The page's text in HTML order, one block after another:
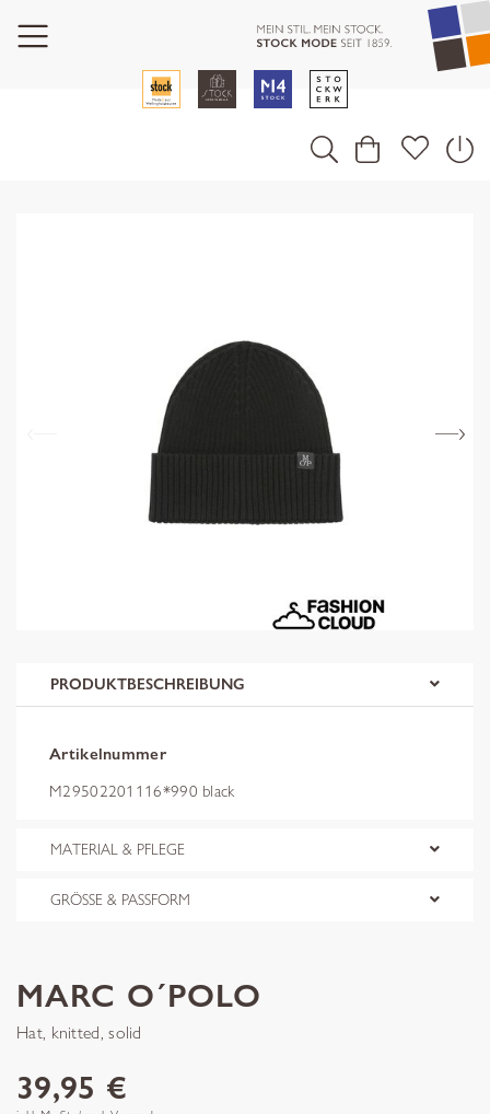
PRODUKTBESCHREIBUNG
Artikelnummer
M29502201116*990 black
MATERIAL & PFLEGE
GRÖSSE & PASSFORM
MARC O´POLO
Hat, knitted, solid
39,95 €